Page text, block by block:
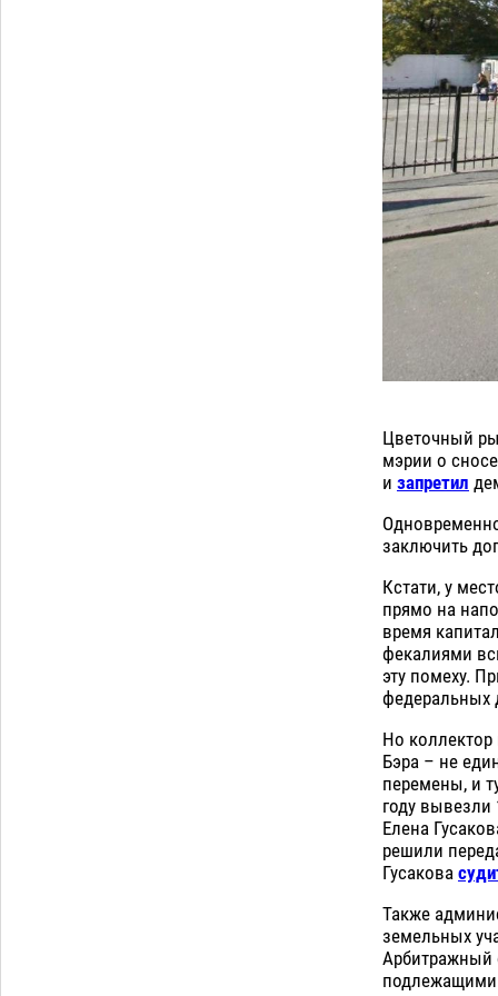
Цветочный
мэрии о
и запретил
заключить
Кстати, у
прямо на
время
фекалиями
эту помеху.
федеральных
Но
Бэра – не
перемены, и
году вывезли
Елена
решили
Гусакова
Также
земельных
Арбитражный
подлежащими